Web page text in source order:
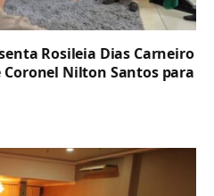
Rosileia Dias Carneiro
Nilton Santos para